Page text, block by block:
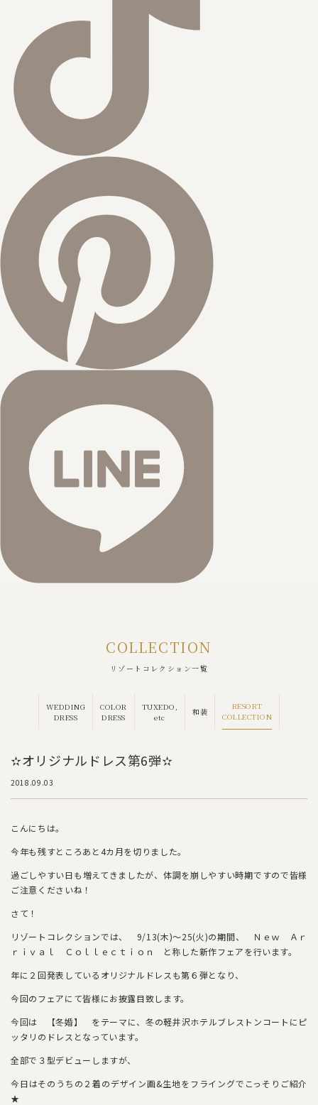
COLLECTION
リゾートコレクション一覧
WEDDING
DRESS
COLOR
DRESS
TUXEDO,
etc
和装
RESORT
COLLECTION
✫オリジナルドレス第6弾✫
2018.09.03
こんにちは。
今年も残すところあと4カ月を切りました。
過ごしやすい日も増えてきましたが、体調を崩しやすい時期ですので皆様
ご注意くださいね！
さて！
リゾートコレクションでは、 9/13(木)～25(火)の期間、 Ｎｅｗ Ａｒ
ｒｉｖａｌ Ｃｏｌｌｅｃｔｉｏｎ と称した新作フェアを行います。
年に２回発表しているオリジナルドレスも第６弾となり、
今回のフェアにて皆様にお披露目致します。
今回は 【冬婚】 をテーマに、冬の軽井沢ホテルブレストンコートにピ
ッタリのドレスとなっています。
全部で３型デビューしますが、
今日はそのうちの２着のデザイン画&生地をフライングでこっそりご紹介
★